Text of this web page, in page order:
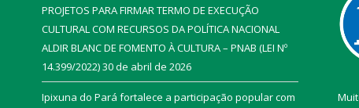
PROJETOS PARA FIRMAR TERMO DE EXECUÇÃO
CULTURAL COM RECURSOS DA POLÍTICA NACIONAL
ALDIR BLANC DE FOMENTO À CULTURA – PNAB (LEI Nº
14.399/2022)30 de abril de 2026
Ipixuna do Pará fortalece a participação popular com